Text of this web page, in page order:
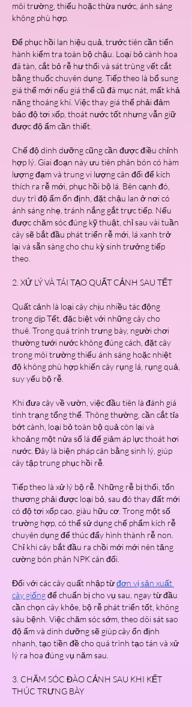
môi trường, thiếu hoặc thừa nước, ánh sáng
không phù hợp.
Để phục hồi lan hiệu quả, trước tiên cần tiến
hành kiểm tra toàn bộ chậu. Loại bỏ cành hoa
đã tàn, cắt bỏ rễ hư thối và sát trùng vết cắt
bằng thuốc chuyên dụng. Tiếp theo là bổ sung
giá thể mới nếu giá thể cũ đã mục nát, mất khả
năng thoáng khí. Việc thay giá thể phải đảm
bảo độ tơi xốp, thoát nước tốt nhưng vẫn giữ
được độ ẩm cần thiết.
Chế độ dinh dưỡng cũng cần được điều chỉnh
hợp lý. Giai đoạn này ưu tiên phân bón có hàm
lượng đạm và trung vi lượng cân đối để kích
thích ra rễ mới, phục hồi bộ lá. Bên cạnh đó,
duy trì độ ẩm ổn định, đặt chậu lan ở nơi có
ánh sáng nhẹ, tránh nắng gắt trực tiếp. Nếu
được chăm sóc đúng kỹ thuật, chỉ sau vài tuần
cây sẽ bắt đầu phát triển rễ mới, lá xanh trở
lại và sẵn sàng cho chu kỳ sinh trưởng tiếp
theo.
2. XỬ LÝ VÀ TÁI TẠO QUẤT CẢNH SAU TẾT
Quất cảnh là loại cây chịu nhiều tác động
trong dịp Tết, đặc biệt với những cây cho
thuê. Trong quá trình trưng bày, người chơi
thường tưới nước không đúng cách, đặt cây
trong môi trường thiếu ánh sáng hoặc nhiệt
độ không phù hợp khiến cây rụng lá, rụng quả,
suy yếu bộ rễ.
Khi đưa cây về vườn, việc đầu tiên là đánh giá
tình trạng tổng thể. Thông thường, cần cắt tỉa
bớt cành, loại bỏ toàn bộ quả còn lại và
khoảng một nửa số lá để giảm áp lực thoát hơi
nước. Đây là biện pháp cân bằng sinh lý, giúp
cây tập trung phục hồi rễ.
Tiếp theo là xử lý bộ rễ. Những rễ bị thối, tổn
thương phải được loại bỏ, sau đó thay đất mới
có độ tơi xốp cao, giàu hữu cơ. Trong một số
trường hợp, có thể sử dụng chế phẩm kích rễ
chuyên dụng để thúc đẩy hình thành rễ non.
Chỉ khi cây bắt đầu ra chồi mới mới nên tăng
cường bón phân NPK cân đối.
Đối với các cây quất nhập từ đơn vị sản xuất
cây giống để chuẩn bị cho vụ sau, ngay từ đầu
cần chọn cây khỏe, bộ rễ phát triển tốt, không
sâu bệnh. Việc chăm sóc sớm, theo dõi sát sao
độ ẩm và dinh dưỡng sẽ giúp cây ổn định
nhanh, tạo tiền đề cho quá trình tạo tán và xử
lý ra hoa đúng vụ năm sau.
3. CHĂM SÓC ĐÀO CẢNH SAU KHI KẾT
THÚC TRƯNG BÀY